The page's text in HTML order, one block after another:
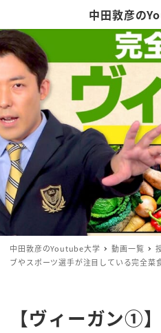
中田敦彦の
中田敦彦のYoutube大学 動画一覧
ブやスポーツ選手が注目している完全菜
【ヴィーガン①